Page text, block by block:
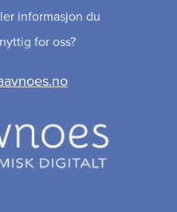
informasjon du
for oss?